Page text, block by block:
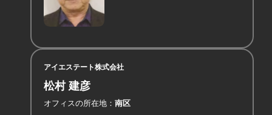
アイエステート株式会社
松村 建彦
オフィスの所在地 南区